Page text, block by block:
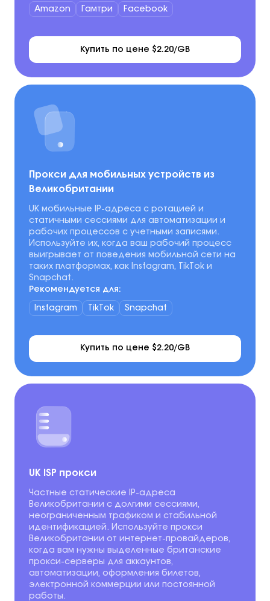
Amazon Гамтри Facebook
Купить по цене $2.20/GB
Прокси для мобильных устройств из
Великобритании
UK мобильные IP-адреса с ротацией и
статичными сессиями для автоматизации и
рабочих процессов с учетными записями.
Используйте их, когда ваш рабочий процесс
выигрывает от поведения мобильной сети на
таких платформах, как Instagram, TikTok и
Snapchat.
Рекомендуется для:
Instagram TikTok Snapchat
Купить по цене $2.20/GB
UK ISP прокси
Частные статические IP-адреса
Великобритании с долгими сессиями,
неограниченным трафиком и стабильной
идентификацией. Используйте прокси
Великобритании от интернет-провайдеров,
когда вам нужны выделенные британские
прокси-серверы для аккаунтов,
автоматизации, оформления билетов,
электронной коммерции или постоянной
работы.